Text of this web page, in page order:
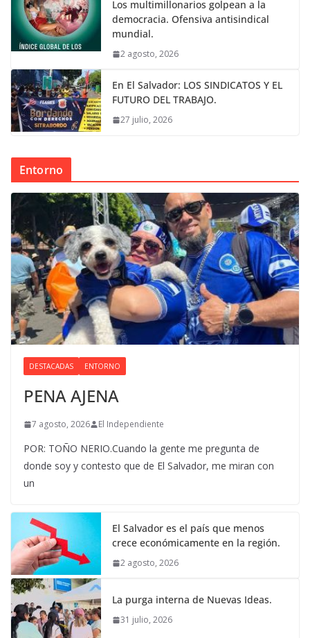
Los multimillonarios golpean a la
democracia. Ofensiva antisindical
mundial.
2 agosto, 2026
En El Salvador: LOS SINDICATOS Y EL
FUTURO DEL TRABAJO.
27 julio, 2026
Entorno
DESTACADAS ENTORNO
PENA AJENA
7 agosto, 2026 El Independiente
POR: TOÑO NERIO.Cuando la gente me pregunta de
donde soy y contesto que de El Salvador, me miran con
un
El Salvador es el país que menos
crece económicamente en la región.
2 agosto, 2026
La purga interna de Nuevas Ideas.
31 julio, 2026